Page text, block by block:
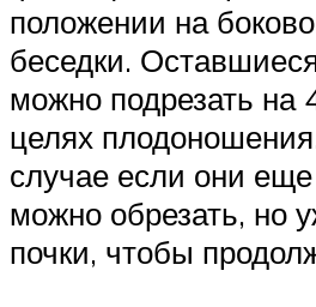
положении на
беседки.
можно подрезать на
целях
случае если они
можно обрезать, но
почки, чтобы